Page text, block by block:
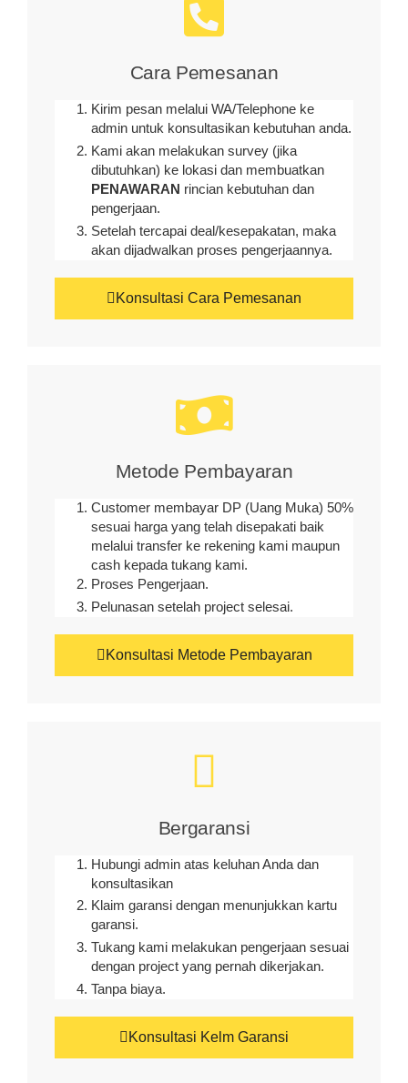
Cara Pemesanan
Kirim pesan melalui WA/Telephone ke
admin untuk konsultasikan kebutuhan anda.
Kami akan melakukan survey (jika
dibutuhkan) ke lokasi dan membuatkan
PENAWARAN rincian kebutuhan dan
pengerjaan.
Setelah tercapai deal/kesepakatan, maka
akan dijadwalkan proses pengerjaannya.
Konsultasi Cara Pemesanan
Metode Pembayaran
Customer membayar DP (Uang Muka) 50%
sesuai harga yang telah disepakati baik
melalui transfer ke rekening kami maupun
cash kepada tukang kami.
Proses Pengerjaan.
Pelunasan setelah project selesai.
Konsultasi Metode Pembayaran
Bergaransi
Hubungi admin atas keluhan Anda dan
konsultasikan
Klaim garansi dengan menunjukkan kartu
garansi.
Tukang kami melakukan pengerjaan sesuai
dengan project yang pernah dikerjakan.
Tanpa biaya.
Konsultasi Kelm Garansi